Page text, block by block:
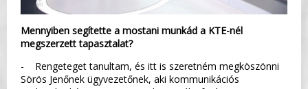
Mennyiben segítette a mostani munkád a KTE-nél
megszerzett tapasztalat?
- Rengeteget tanultam, és itt is szeretném megköszönni
Sörös Jenőnek ügyvezetőnek, aki kommunikációs